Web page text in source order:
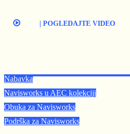
| POGLEDAJTE VIDEO
Nabavka
Navisworks u AEC kolekciji
Obuka za Navisworks
Podrška za Navisworks